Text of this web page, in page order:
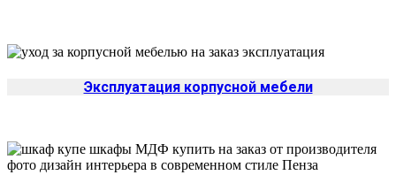
Эксплуатация корпусной мебели